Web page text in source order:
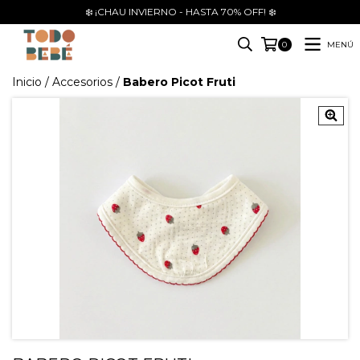
❄️ ¡CHAU INVIERNO - HASTA 70% OFF! ❄️
0 MENÚ
Inicio / Accesorios / Babero Picot Fruti